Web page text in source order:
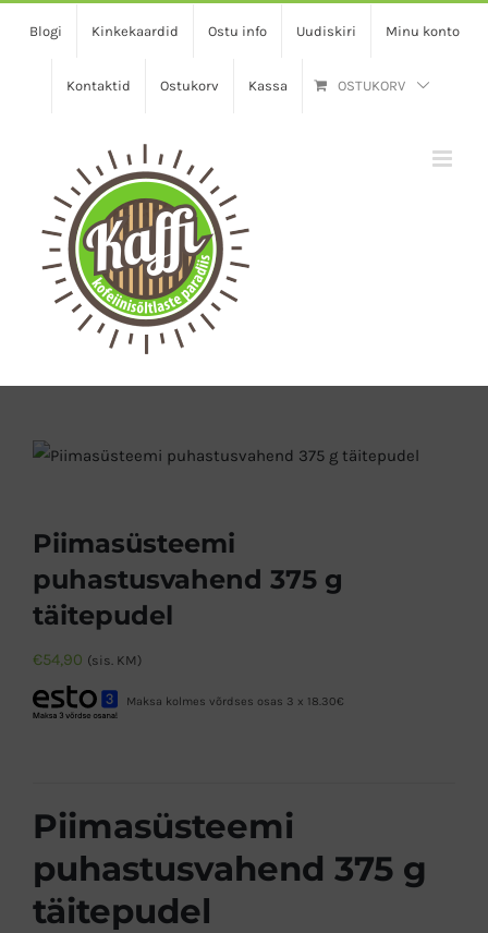
Blogi Kinkekaardid Ostu info Uudiskiri Minu konto
Kontaktid Ostukorv Kassa OSTUKORV
Piimasüsteemi
puhastusvahend 375 g
täitepudel
€54,90 (sis. KM)
Maksa kolmes võrdses osas 3 x 18.30€
Piimasüsteemi
puhastusvahend 375 g
täitepudel